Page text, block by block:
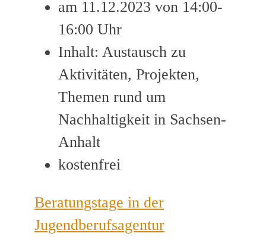
am 11.12.2023 von 14:00-
16:00 Uhr
Inhalt: Austausch zu
Aktivitäten, Projekten,
Themen rund um
Nachhaltigkeit in Sachsen-
Anhalt
kostenfrei
Beratungstage in der
Jugendberufsagentur